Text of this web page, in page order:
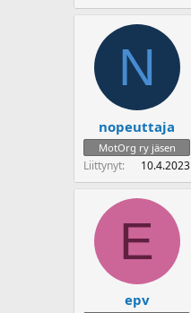
N
nopeuttaja
MotOrg ry jäsen
Liittynyt 10.4.2023
E
epv